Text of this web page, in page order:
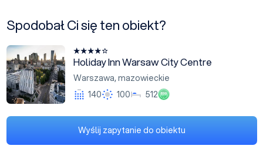
Spodobał Ci się ten obiekt?
Holiday Inn Warsaw City Centre
Holiday Inn Warsaw City Centre
Warszawa,mazowieckie
140
100 512 Eco
Wyślij zapytanie do obiektu